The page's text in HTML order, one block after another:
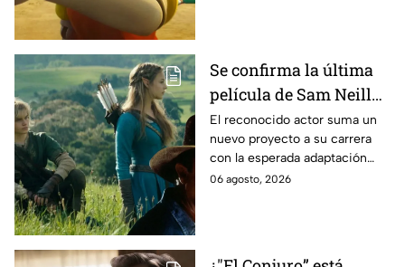
Se confirma la última
película de Sam Neill
antes de morir: esto es
lo que se sabe hasta
ahora
El reconocido actor suma un
nuevo proyecto a su carrera
con la esperada adaptación
cinematográfica del popular
06 agosto, 2026